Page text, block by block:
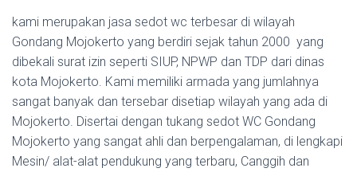
kami merupakan jasa sedot wc terbesar di wilayah
Gondang Mojokerto yang berdiri sejak tahun 2000 yang
dibekali surat izin seperti SIUP, NPWP dan TDP dari dinas
kota Mojokerto. Kami memiliki armada yang jumlahnya
sangat banyak dan tersebar disetiap wilayah yang ada di
Mojokerto. Disertai dengan tukang sedot WC Gondang
Mojokerto yang sangat ahli dan berpengalaman, di lengkapi
Mesin/ alat-alat pendukung yang terbaru, Canggih dan